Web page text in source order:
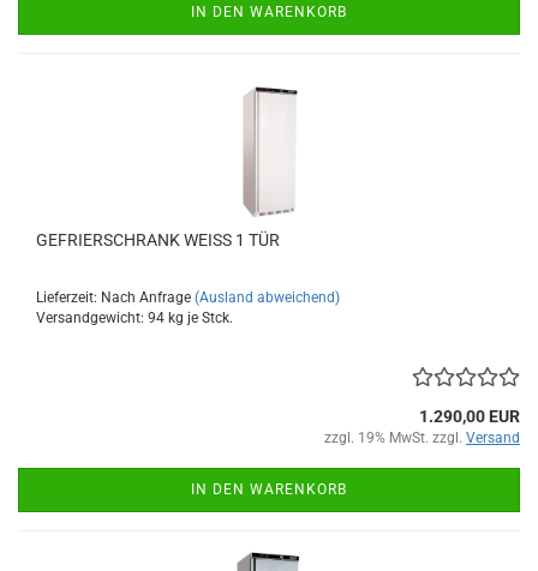
IN DEN WARENKORB
GEFRIERSCHRANK WEISS 1 TÜR
Lieferzeit: Nach Anfrage (Ausland abweichend)
Versandgewicht: 94 kg je Stck.
1.290,00 EUR
zzgl. 19% MwSt. zzgl. Versand
IN DEN WARENKORB